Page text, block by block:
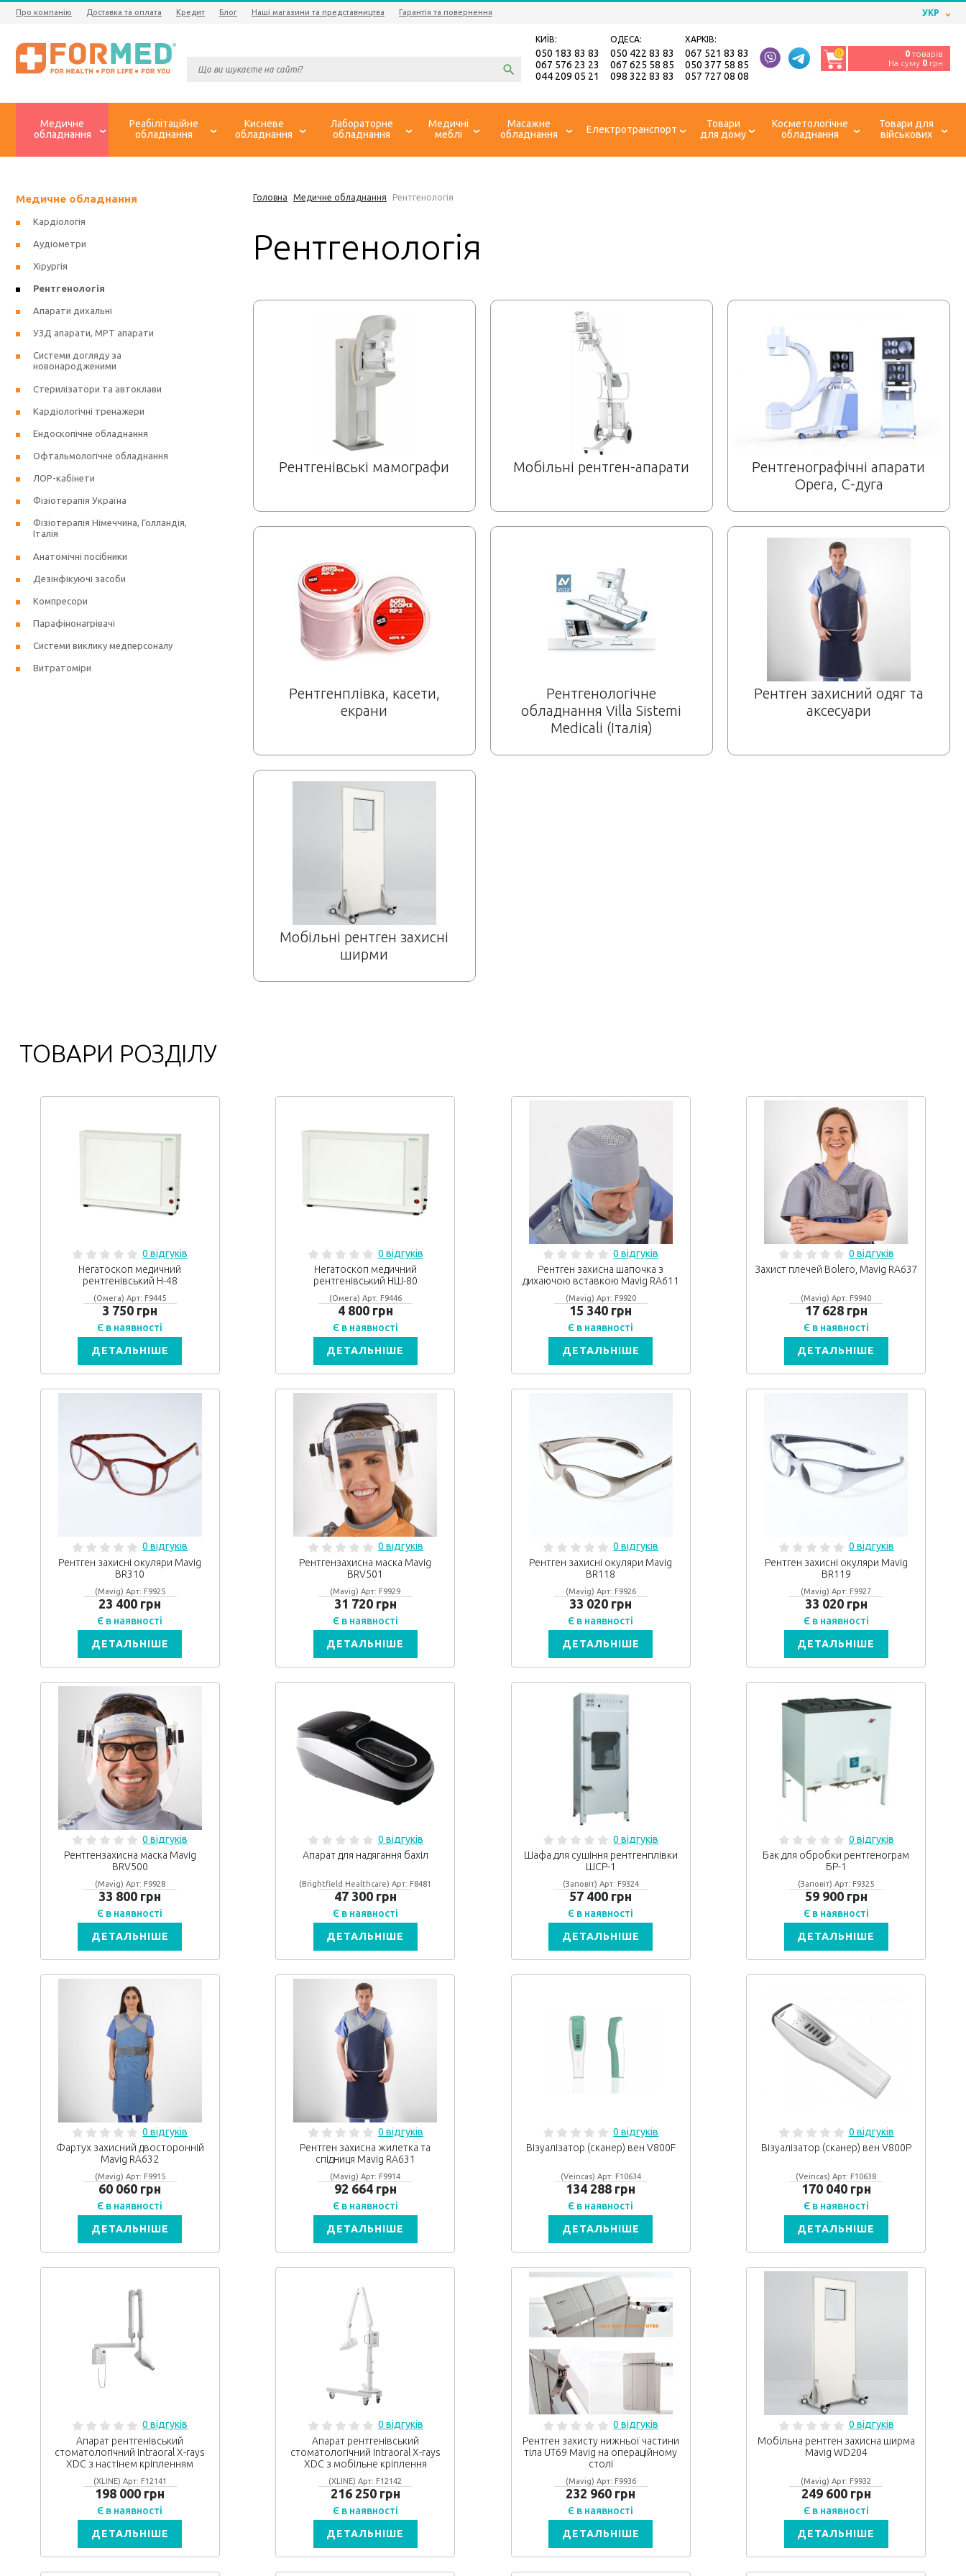
Про компанію Доставка та оплата Кредит Блог Наші магазини та представництва Гарантія та повернення УКР
КИЇВ:
050 183 83 83
067 576 23 23
044 209 05 21
ОДЕСА:
050 422 83 83
067 625 58 85
098 322 83 83
ХАРКІВ:
067 521 83 83
050 377 58 85
057 727 08 08
0 0 товарів
На суму 0 грн
Медичне
обладнання
Реабілітаційне
обладнання
Кисневе
обладнання
Лабораторне
обладнання
Медичні
меблі
Масажне
обладнання
Електротранспорт
Товари
для дому
Косметологічне
обладнання
Товари для
військових
Головна Медичне обладнання Рентгенологія
Рентгенологія
Рентгенівські мамографи Мобільні рентген-апарати
Рентгенографічні апарати
Opera, С-дуга
Рентгенплівка, касети,
екрани
Рентгенологічне
обладнання Villa Sistemi
Medicali (Італія)
Рентген захисний одяг та
аксесуари
Мобільні рентген захисні
ширми
Медичне обладнання
Кардіологія
Аудіометри
Хірургія
Рентгенологія
Апарати дихальні
УЗД апарати, МРТ апарати
Системи догляду за
новонародженими
Стерилізатори та автоклави
Кардіологічні тренажери
Ендоскопічне обладнання
Офтальмологічне обладнання
ЛОР-кабінети
Фізіотерапія Україна
Фізіотерапія Німеччина, Голландія,
Італія
Анатомічні посібники
Дезінфікуючі засоби
Компресори
Парафінонагрівачі
Системи виклику медперсоналу
Витратоміри
ТОВАРИ РОЗДІЛУ
0 відгуків
Негатоскоп медичний
рентгенівський Н-48
(Омега) Арт: F9445
3 750 грн
Є в наявності
ДЕТАЛЬНІШЕ
0 відгуків
Негатоскоп медичний
рентгенівський НШ-80
(Омега) Арт: F9446
4 800 грн
Є в наявності
ДЕТАЛЬНІШЕ
0 відгуків
Рентген захисна шапочка з
дихаючою вставкою Mavig RA611
(Mavig) Арт: F9920
15 340 грн
Є в наявності
ДЕТАЛЬНІШЕ
0 відгуків
Захист плечей Bolero, Mavig RA637
(Mavig) Арт: F9940
17 628 грн
Є в наявності
ДЕТАЛЬНІШЕ
0 відгуків
Рентген захисні окуляри Mavig
BR310
(Mavig) Арт: F9925
23 400 грн
Є в наявності
ДЕТАЛЬНІШЕ
0 відгуків
Рентгензахисна маска Mavig
BRV501
(Mavig) Арт: F9929
31 720 грн
Є в наявності
ДЕТАЛЬНІШЕ
0 відгуків
Рентген захисні окуляри Mavig
BR118
(Mavig) Арт: F9926
33 020 грн
Є в наявності
ДЕТАЛЬНІШЕ
0 відгуків
Рентген захисні окуляри Mavig
BR119
(Mavig) Арт: F9927
33 020 грн
Є в наявності
ДЕТАЛЬНІШЕ
0 відгуків
Рентгензахисна маска Mavig
BRV500
(Mavig) Арт: F9928
33 800 грн
Є в наявності
ДЕТАЛЬНІШЕ
0 відгуків
Апарат для надягання бахіл
(Brightfield Healthcare) Арт: F8481
47 300 грн
Є в наявності
ДЕТАЛЬНІШЕ
0 відгуків
Шафа для сушіння рентгенплівки
ШСР-1
(Заповіт) Арт: F9324
57 400 грн
Є в наявності
ДЕТАЛЬНІШЕ
0 відгуків
Бак для обробки рентгенограм
БР-1
(Заповіт) Арт: F9325
59 900 грн
Є в наявності
ДЕТАЛЬНІШЕ
0 відгуків
Фартух захисний двосторонній
Mavig RA632
(Mavig) Арт: F9915
60 060 грн
Є в наявності
ДЕТАЛЬНІШЕ
0 відгуків
Рентген захисна жилетка та
спідниця Mavig RA631
(Mavig) Арт: F9914
92 664 грн
Є в наявності
ДЕТАЛЬНІШЕ
0 відгуків
Візуалізатор (сканер) вен V800F
(Veincas) Арт: F10634
134 288 грн
Є в наявності
ДЕТАЛЬНІШЕ
0 відгуків
Візуалізатор (сканер) вен V800P
(Veincas) Арт: F10638
170 040 грн
Є в наявності
ДЕТАЛЬНІШЕ
0 відгуків
Апарат рентгенівський
стоматологічний Intraoral X-rays
XDC з настінем кріпленням
(XLINE) Арт: F12141
198 000 грн
Є в наявності
ДЕТАЛЬНІШЕ
0 відгуків
Апарат рентгенівський
стоматологічний Intraoral X-rays
XDC з мобільне кріплення
(XLINE) Арт: F12142
216 250 грн
Є в наявності
ДЕТАЛЬНІШЕ
0 відгуків
Рентген захисту нижньої частини
тіла UT69 Mavig на операційному
столі
(Mavig) Арт: F9936
232 960 грн
Є в наявності
ДЕТАЛЬНІШЕ
0 відгуків
Мобільна рентген захисна ширма
Mavig WD204
(Mavig) Арт: F9932
249 600 грн
Є в наявності
ДЕТАЛЬНІШЕ